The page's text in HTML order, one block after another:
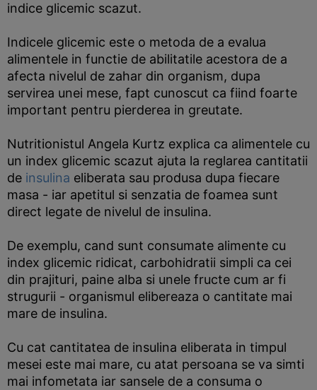
indice glicemic scazut.
Indicele glicemic este o metoda de a evalua
alimentele in functie de abilitatile acestora de a
afecta nivelul de zahar din organism, dupa
servirea unei mese, fapt cunoscut ca fiind foarte
important pentru pierderea in greutate.
Nutritionistul Angela Kurtz explica ca alimentele cu
un index glicemic scazut ajuta la reglarea cantitatii
de insulina eliberata sau produsa dupa fiecare
masa - iar apetitul si senzatia de foamea sunt
direct legate de nivelul de insulina.
De exemplu, cand sunt consumate alimente cu
index glicemic ridicat, carbohidratii simpli ca cei
din prajituri, paine alba si unele fructe cum ar fi
strugurii - organismul elibereaza o cantitate mai
mare de insulina.
Cu cat cantitatea de insulina eliberata in timpul
mesei este mai mare, cu atat persoana se va simti
mai infometata iar sansele de a consuma o